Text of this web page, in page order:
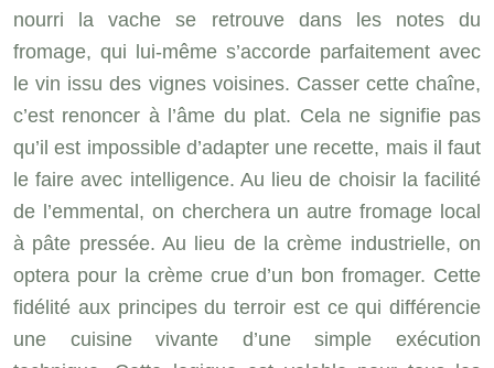
nourri la vache se retrouve dans les notes du
fromage, qui lui-même s’accorde parfaitement avec
le vin issu des vignes voisines. Casser cette chaîne,
c’est renoncer à l’âme du plat. Cela ne signifie pas
qu’il est impossible d’adapter une recette, mais il faut
le faire avec intelligence. Au lieu de choisir la facilité
de l’emmental, on cherchera un autre fromage local
à pâte pressée. Au lieu de la crème industrielle, on
optera pour la crème crue d’un bon fromager. Cette
fidélité aux principes du terroir est ce qui différencie
une cuisine vivante d’une simple exécution